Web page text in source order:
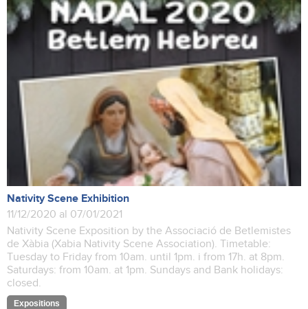
Nativity Scene Exhibition
11/12/2020 al 07/01/2021
Nativity Scene Exposition by the Associació de Betlemistes
de Xàbia (Xabia Nativity Scene Association). Timetable:
Tuesday to Friday from 10am. until 1pm. i from 17h. at 8pm.
Saturdays: from 10am. at 1pm. Sundays and Bank holidays:
closed.
Expositions